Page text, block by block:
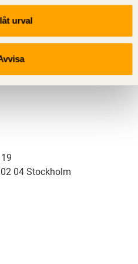
urvalsågverksindustri
samt
04 Stockholm